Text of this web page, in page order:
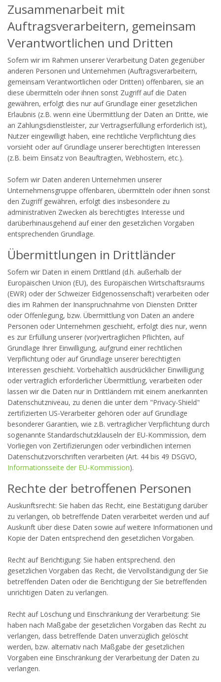
Zusammenarbeit mit
Auftragsverarbeitern, gemeinsam
Verantwortlichen und Dritten
Sofern wir im Rahmen unserer Verarbeitung Daten gegenüber
anderen Personen und Unternehmen (Auftragsverarbeitern,
gemeinsam Verantwortlichen oder Dritten) offenbaren, sie an
diese übermitteln oder ihnen sonst Zugriff auf die Daten
gewähren, erfolgt dies nur auf Grundlage einer gesetzlichen
Erlaubnis (z.B. wenn eine Übermittlung der Daten an Dritte, wie
an Zahlungsdienstleister, zur Vertragserfüllung erforderlich ist),
Nutzer eingewilligt haben, eine rechtliche Verpflichtung dies
vorsieht oder auf Grundlage unserer berechtigten Interessen
(z.B. beim Einsatz von Beauftragten, Webhostern, etc.).
Sofern wir Daten anderen Unternehmen unserer
Unternehmensgruppe offenbaren, übermitteln oder ihnen sonst
den Zugriff gewähren, erfolgt dies insbesondere zu
administrativen Zwecken als berechtigtes Interesse und
darüberhinausgehend auf einer den gesetzlichen Vorgaben
entsprechenden Grundlage.
Übermittlungen in Drittländer
Sofern wir Daten in einem Drittland (d.h. außerhalb der
Europäischen Union (EU), des Europäischen Wirtschaftsraums
(EWR) oder der Schweizer Eidgenossenschaft) verarbeiten oder
dies im Rahmen der Inanspruchnahme von Diensten Dritter
oder Offenlegung, bzw. Übermittlung von Daten an andere
Personen oder Unternehmen geschieht, erfolgt dies nur, wenn
es zur Erfüllung unserer (vor)vertraglichen Pflichten, auf
Grundlage Ihrer Einwilligung, aufgrund einer rechtlichen
Verpflichtung oder auf Grundlage unserer berechtigten
Interessen geschieht. Vorbehaltlich ausdrücklicher Einwilligung
oder vertraglich erforderlicher Übermittlung, verarbeiten oder
lassen wir die Daten nur in Drittländern mit einem anerkannten
Datenschutzniveau, zu denen die unter dem "Privacy-Shield"
zertifizierten US-Verarbeiter gehören oder auf Grundlage
besonderer Garantien, wie z.B. vertraglicher Verpflichtung durch
sogenannte Standardschutzklauseln der EU-Kommission, dem
Vorliegen von Zertifizierungen oder verbindlichen internen
Datenschutzvorschriften verarbeiten (Art. 44 bis 49 DSGVO,
Informationsseite der EU-Kommission).
Rechte der betroffenen Personen
Auskunftsrecht: Sie haben das Recht, eine Bestätigung darüber
zu verlangen, ob betreffende Daten verarbeitet werden und auf
Auskunft über diese Daten sowie auf weitere Informationen und
Kopie der Daten entsprechend den gesetzlichen Vorgaben.
Recht auf Berichtigung: Sie haben entsprechend. den
gesetzlichen Vorgaben das Recht, die Vervollständigung der Sie
betreffenden Daten oder die Berichtigung der Sie betreffenden
unrichtigen Daten zu verlangen.
Recht auf Löschung und Einschränkung der Verarbeitung: Sie
haben nach Maßgabe der gesetzlichen Vorgaben das Recht zu
verlangen, dass betreffende Daten unverzüglich gelöscht
werden, bzw. alternativ nach Maßgabe der gesetzlichen
Vorgaben eine Einschränkung der Verarbeitung der Daten zu
verlangen.